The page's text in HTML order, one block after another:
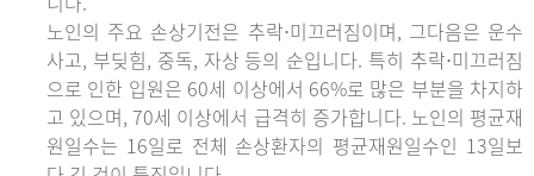
노인의 주요 손상기전은 추락⋅미끄러짐이며, 그다음은 운수
사고, 부딪힘, 중독, 자상 등의 순입니다. 특히 추락⋅미끄러짐
으로 인한 입원은 60세 이상에서 66%로 많은 부분을 차지하
고 있으며, 70세 이상에서 급격히 증가합니다. 노인의 평균재
원일수는 16일로 전체 손상환자의 평균재원일수인 13일보